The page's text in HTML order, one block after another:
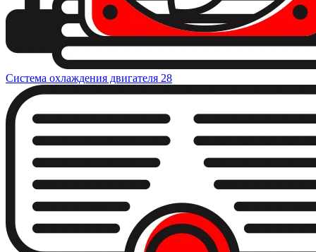
Система охлаждения двигателя 28